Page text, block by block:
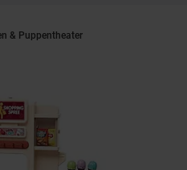
& Puppentheater